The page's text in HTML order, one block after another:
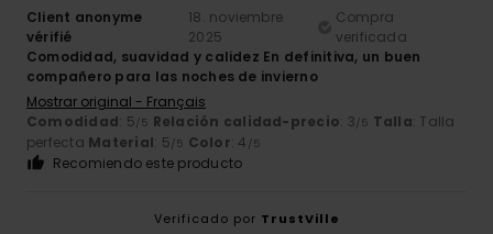
Client anonyme
vérifié
18. noviembre
2025
Compra
verificada
Comodidad, suavidad y calidez En definitiva, un buen
compañero para las noches de invierno
Mostrar original - Français
Comodidad: 5/5 Relación calidad-precio: 3/5 Talla: Talla
perfecta Material: 5/5 Color: 4 /5
Recomiendo este producto
Verificado por TrustVille